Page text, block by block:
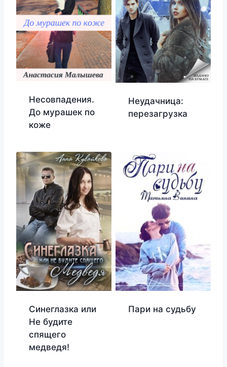
Несовпадения.
До мурашек по
коже
Неудачница:
перезагрузка
Синеглазка или
Не будите
спящего
медведя!
Пари на судьбу